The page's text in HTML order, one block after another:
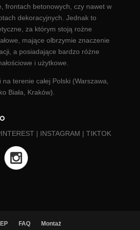
frontach betonowych, czy nawet w
dekoracyjnych. Jednak to
za którym stoją rożne
mające olbrzymie znaczenie
a posiadające bardzo różne
i użytkowe.
na terenie całej Polski (Warszawa,
Biała, Kraków).
| INSTAGRAM | TIKTOK
FAQ
Montaż